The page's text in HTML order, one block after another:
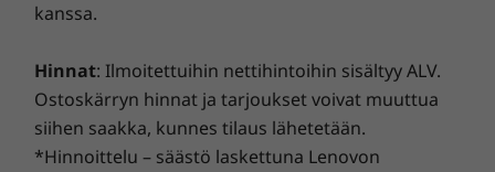
Valoisuussensori
Gyroskooppi
SAR-sensori
Sensorikeskus
Magnetometri (e-kompassi)
kanssa.
Hinnat: Ilmoitettuihin nettihintoihin sisältyy ALV.
Ostoskärryn hinnat ja tarjoukset voivat muuttua
siihen saakka, kunnes tilaus lähetetään.
*Hinnoittelu – säästö laskettuna Lenovon